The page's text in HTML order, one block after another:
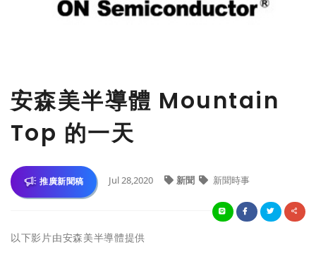
安森美半導體 Mountain
Top 的一天
推廣新聞稿 Jul 28,2020 新聞 新聞時事
以下影片由安森美半導體提供